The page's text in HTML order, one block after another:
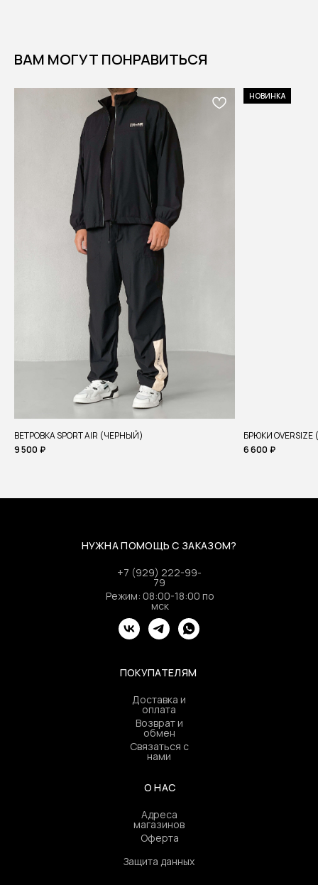
ВАМ МОГУТ ПОНРАВИТЬСЯ
ВЕТРОВКА SPORT AIR (ЧЕРНЫЙ)
9 500 ₽
НОВИНКА
БРЮКИ
6 600 ₽
НУЖНА ПОМОЩЬ С ЗАКАЗОМ?
ПОКУПАТЕЛЯМ
О НАС
+7 (929) 222-99-
79
Режим: 08:00-18:00 по
мск
Доставка и
оплата
Возврат и
обмен
Связаться с
нами
Адреса
магазинов
Оферта
Защита данных